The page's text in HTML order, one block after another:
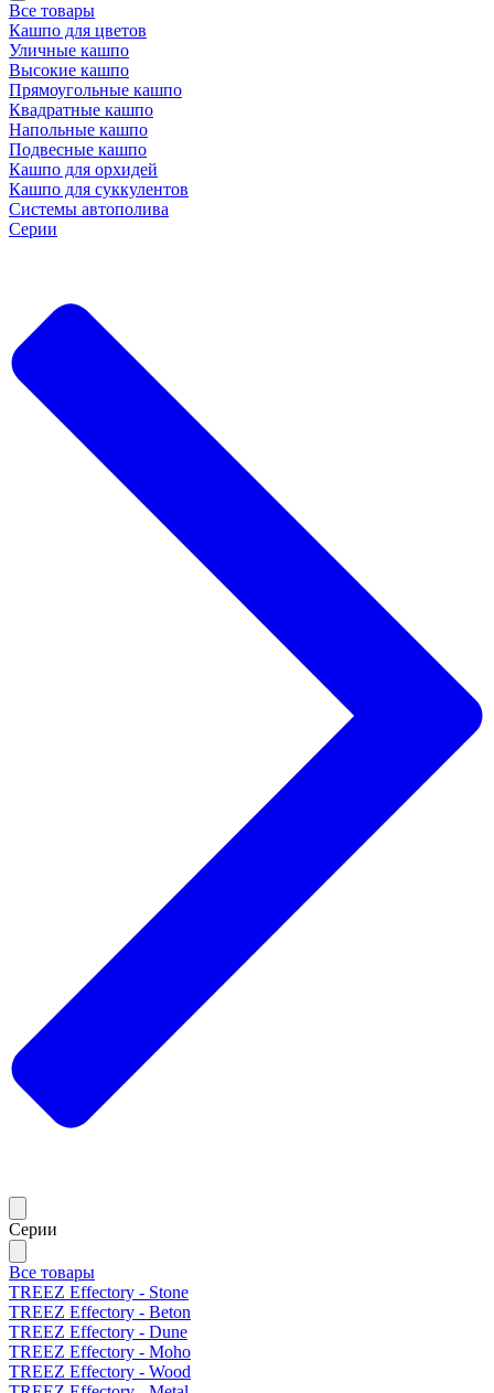
Все товары
Кашпо для цветов
Уличные кашпо
Высокие кашпо
Прямоугольные кашпо
Квадратные кашпо
Напольные кашпо
Подвесные кашпо
Кашпо для орхидей
Кашпо для суккулентов
Системы автополива
Серии
Серии
Все товары
TREEZ Effectory - Stone
TREEZ Effectory - Beton
TREEZ Effectory - Dune
TREEZ Effectory - Moho
TREEZ Effectory - Wood